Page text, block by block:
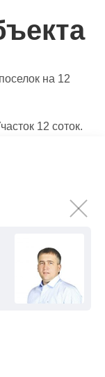
на 12
12 соток.